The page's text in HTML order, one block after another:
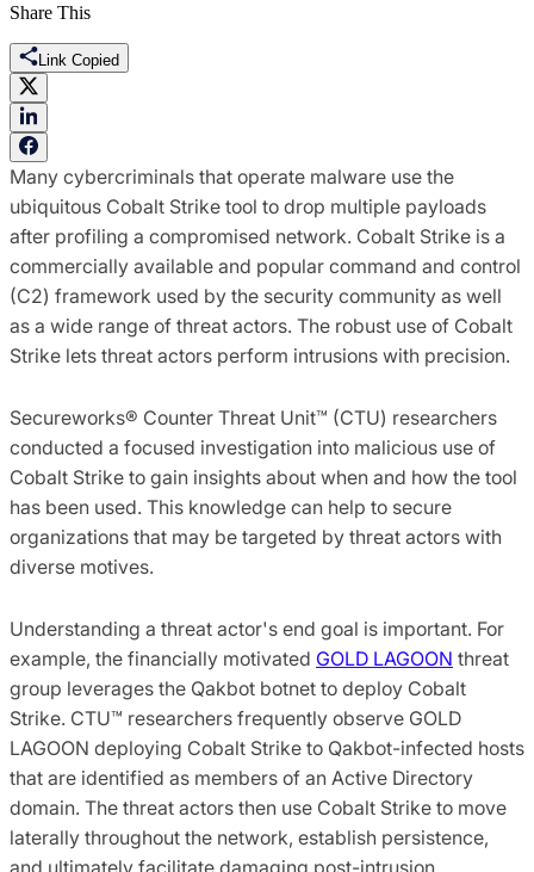
Share This
Link Copied
Many cybercriminals that operate malware use the
ubiquitous Cobalt Strike tool to drop multiple payloads
after profiling a compromised network. Cobalt Strike is a
commercially available and popular command and control
(C2) framework used by the security community as well
as a wide range of threat actors. The robust use of Cobalt
Strike lets threat actors perform intrusions with precision.
Secureworks® Counter Threat Unit™ (CTU) researchers
conducted a focused investigation into malicious use of
Cobalt Strike to gain insights about when and how the tool
has been used. This knowledge can help to secure
organizations that may be targeted by threat actors with
diverse motives.
Understanding a threat actor's end goal is important. For
example, the financially motivated GOLD LAGOON threat
group leverages the Qakbot botnet to deploy Cobalt
Strike. CTU™ researchers frequently observe GOLD
LAGOON deploying Cobalt Strike to Qakbot-infected hosts
that are identified as members of an Active Directory
domain. The threat actors then use Cobalt Strike to move
laterally throughout the network, establish persistence,
and ultimately facilitate damaging post-intrusion